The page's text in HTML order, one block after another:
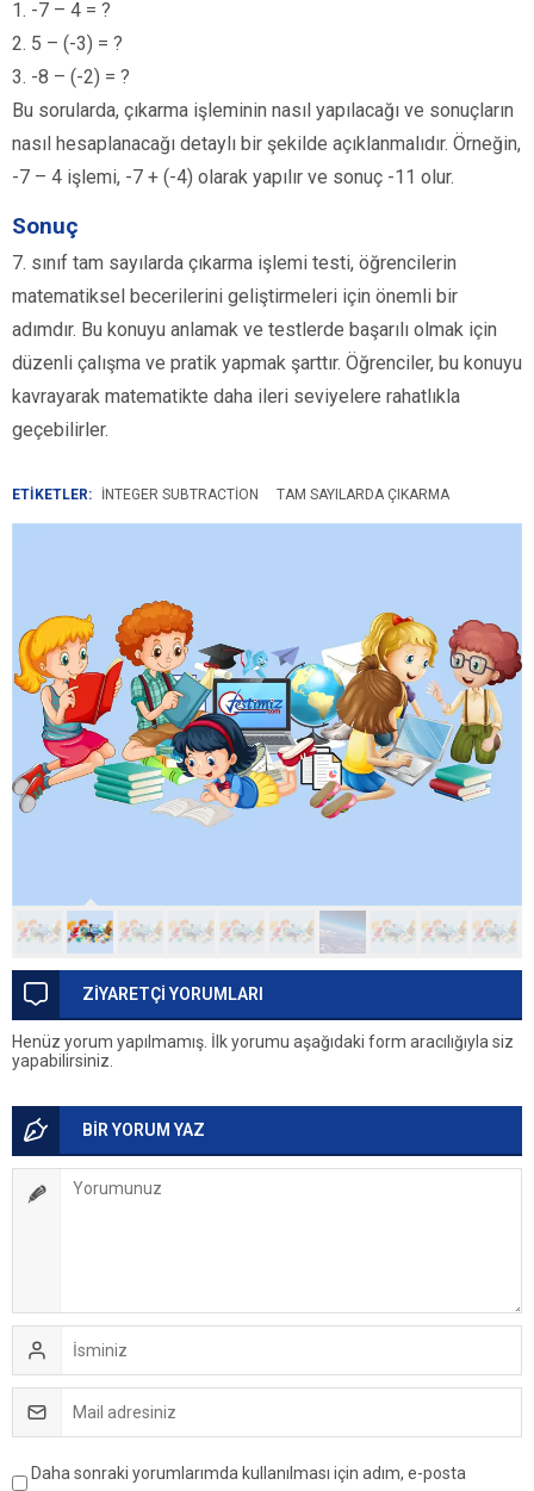
1. -7 – 4 = ?
2. 5 – (-3) = ?
3. -8 – (-2) = ?
Bu sorularda, çıkarma işleminin nasıl yapılacağı ve sonuçların
nasıl hesaplanacağı detaylı bir şekilde açıklanmalıdır. Örneğin,
-7 – 4 işlemi, -7 + (-4) olarak yapılır ve sonuç -11 olur.
Sonuç
7. sınıf tam sayılarda çıkarma işlemi testi, öğrencilerin
matematiksel becerilerini geliştirmeleri için önemli bir
adımdır. Bu konuyu anlamak ve testlerde başarılı olmak için
düzenli çalışma ve pratik yapmak şarttır. Öğrenciler, bu konuyu
kavrayarak matematikte daha ileri seviyelere rahatlıkla
geçebilirler.
ETİKETLER: INTEGER SUBTRACTION TAM SAYILARDA ÇIKARMA
ZİYARETÇİ YORUMLARI
Henüz yorum yapılmamış. İlk yorumu aşağıdaki form aracılığıyla siz
yapabilirsiniz.
BİR YORUM YAZ
Daha sonraki yorumlarımda kullanılması için adım, e-posta